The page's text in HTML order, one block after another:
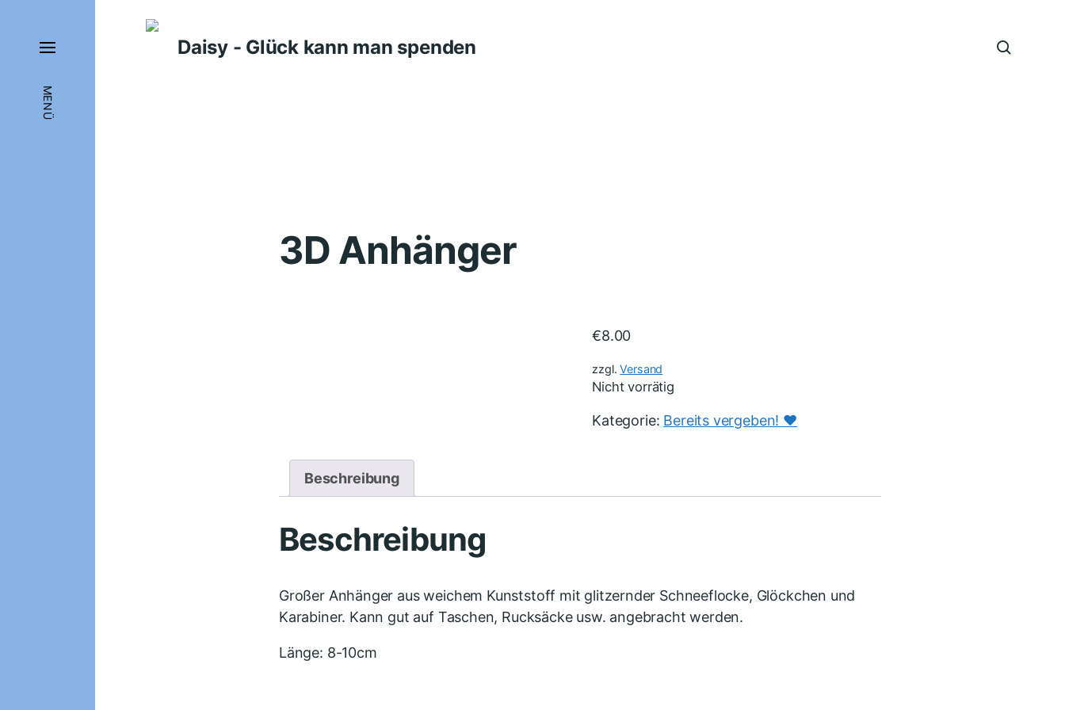
MENÜ
Daisy - Glück kann man spenden
3D Anhänger
€8.00
zzgl.Versand
Nicht vorrätig
Kategorie: Bereits vergeben! ♥️
Beschreibung
Beschreibung
Großer Anhänger aus weichem Kunststoff mit glitzernder Schneeflocke, Glöckchen und
Karabiner. Kann gut auf Taschen, Rucksäcke usw. angebracht werden.
Länge: 8-10cm